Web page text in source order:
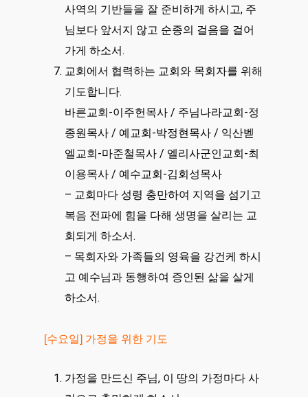
사역의 기반들을 잘 준비하게 하시고, 주
님보다 앞서지 않고 순종의 걸음을 걸어
가게 하소서.
교회에서 협력하는 교회와 목회자를 위해
기도합니다.
바른교회-이주헌목사 / 주님나라교회-정
종원목사 / 예교회-박정현목사 / 익산벧
엘교회-마준철목사 / 엘리사군인교회-최
이용목사 / 예수교회-김회성목사
– 교회마다 성령 충만하여 지역을 섬기고
복음 전파에 힘을 다해 생명을 살리는 교
회되게 하소서.
– 목회자와 가족들의 영육을 강건케 하시
고 예수님과 동행하여 증인된 삶을 살게
하소서.
[수요일] 가정을 위한 기도
가정을 만드신 주님, 이 땅의 가정마다 사